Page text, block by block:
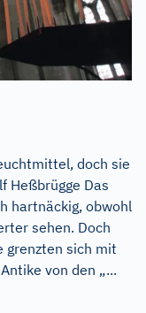
doch sie
Heßbrügge Das
hartnäckig, obwohl
sehen. Doch
grenzten sich mit
von den „...